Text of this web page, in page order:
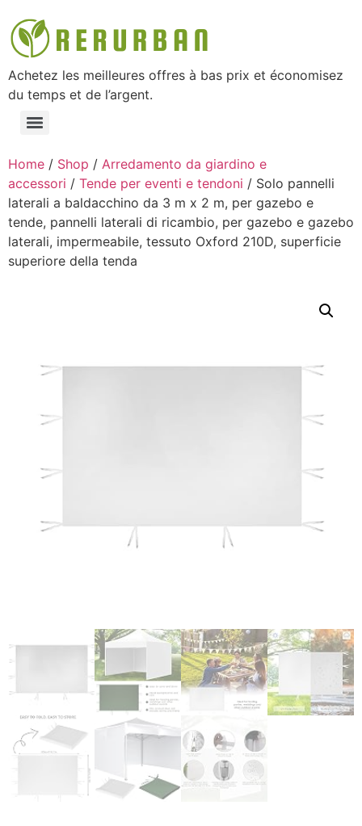
Achetez les meilleures offres à bas prix et économisez
du temps et de l’argent.
Home / Shop / Arredamento da giardino e
accessori / Tende per eventi e tendoni / Solo pannelli
laterali a baldacchino da 3 m x 2 m, per gazebo e
tende, pannelli laterali di ricambio, per gazebo e gazebo
laterali, impermeabile, tessuto Oxford 210D, superficie
superiore della tenda